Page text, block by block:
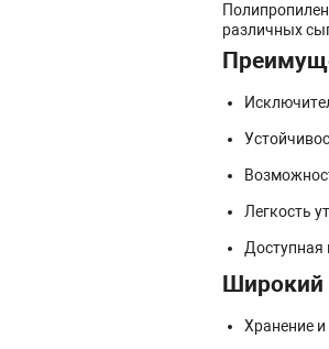
различных
Легкость
Доступная
Широкий
Хранение и